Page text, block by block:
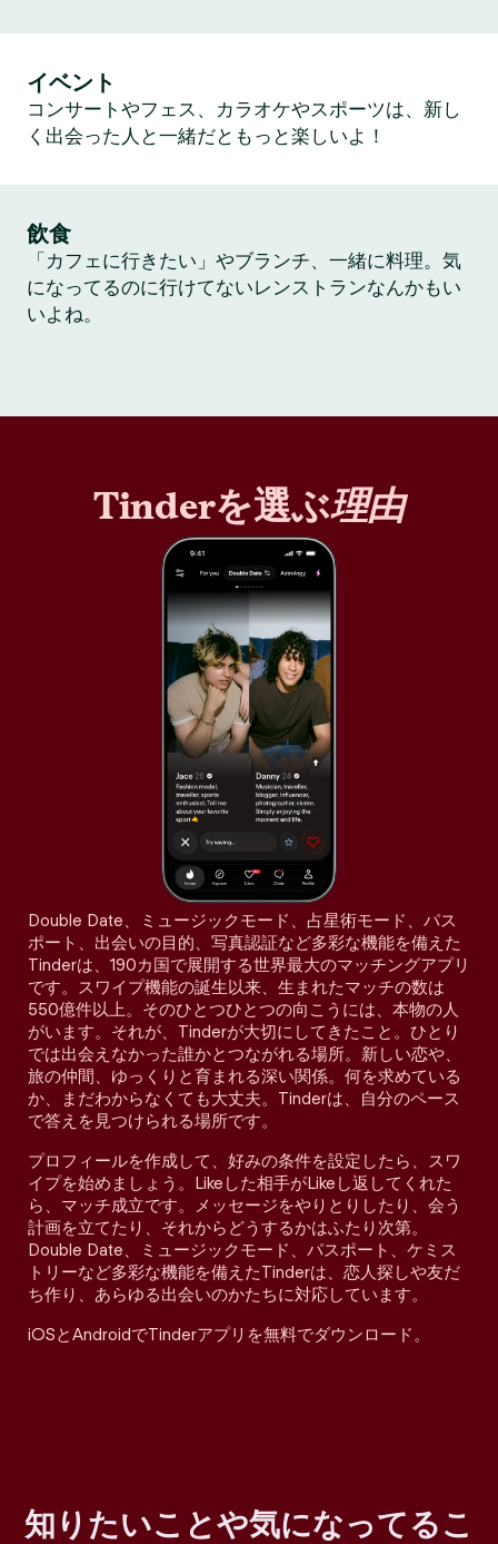
イベント
コンサートやフェス、カラオケやスポーツは、新し
く出会った人と一緒だともっと楽しいよ！
飲食
「カフェに行きたい」やブランチ、一緒に料理。気
になってるのに行けてないレンストランなんかもい
いよね。
Tinderを選ぶ理由
Double Date、ミュージックモード、占星術モード、パス
ポート、出会いの目的、写真認証など多彩な機能を備えた
Tinderは、190カ国で展開する世界最大のマッチングアプリ
です。スワイプ機能の誕生以来、生まれたマッチの数は
550億件以上。そのひとつひとつの向こうには、本物の人
がいます。それが、Tinderが大切にしてきたこと。ひとり
では出会えなかった誰かとつながれる場所。新しい恋や、
旅の仲間、ゆっくりと育まれる深い関係。何を求めている
か、まだわからなくても大丈夫。Tinderは、自分のペース
で答えを見つけられる場所です。
プロフィールを作成して、好みの条件を設定したら、スワ
イプを始めましょう。Likeした相手がLikeし返してくれた
ら、マッチ成立です。メッセージをやりとりしたり、会う
計画を立てたり、それからどうするかはふたり次第。
Double Date、ミュージックモード、パスポート、ケミス
トリーなど多彩な機能を備えたTinderは、恋人探しや友だ
ち作り、あらゆる出会いのかたちに対応しています。
iOSとAndroidでTinderアプリを無料でダウンロード。
知りたいことや気になってるこ